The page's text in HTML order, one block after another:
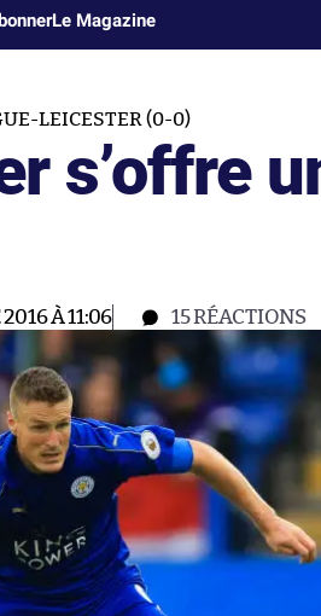
Le Magazine
LEICESTER (0-0)
s’offre
À 11:06 15RÉACTIONS